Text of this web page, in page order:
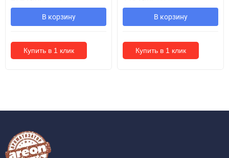
В корзину
Купить в 1 клик
В корзину
Купить в 1 клик